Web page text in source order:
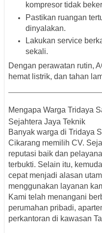
kompresor tidak
Pastikan ruangan
dinyalakan.
Lakukan service
sekali.
Dengan perawatan rutin,
hemat listrik, dan tahan
Mengapa Warga Tridaya
Sejahtera Jaya Teknik
Banyak warga di Tridaya
Cikarang memilih CV.
reputasi baik dan
terbukti. Selain itu,
cepat menjadi alasan
menggunakan layanan
Kami telah menangani
perumahan pribadi,
perkantoran di kawasan